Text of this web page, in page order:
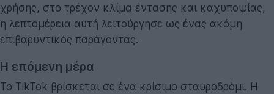
χρήσης, στο τρέχον κλίμα έντασης και καχυποψίας,
η λεπτομέρεια αυτή λειτούργησε ως ένας ακόμη
επιβαρυντικός παράγοντας.
Η επόμενη μέρα
Το TikTok βρίσκεται σε ένα κρίσιμο σταυροδρόμι. Η